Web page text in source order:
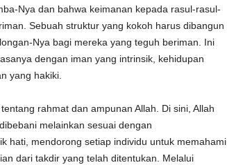
Nya dan bahwa keimanan kepada rasul-rasul-
Sebuah struktur yang kokoh harus dibangun
Nya bagi mereka yang teguh beriman. Ini
dengan iman yang intrinsik, kehidupan
yang hakiki.
rahmat dan ampunan Allah. Di sini, Allah
melainkan sesuai dengan
hati, mendorong setiap individu untuk memahami
dari takdir yang telah ditentukan. Melalui